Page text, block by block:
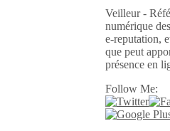
Veilleur -
numérique
e-reputation,
que peut
présence en
Follow Me: